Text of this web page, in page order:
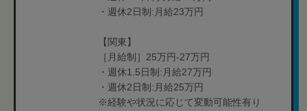
・週休2日制:月給23万円
【関東】
［月給制］25万円-27万円
・週休1.5日制:月給27万円
・週休2日制:月給25万円
※経験や状況に応じて変動可能性有り